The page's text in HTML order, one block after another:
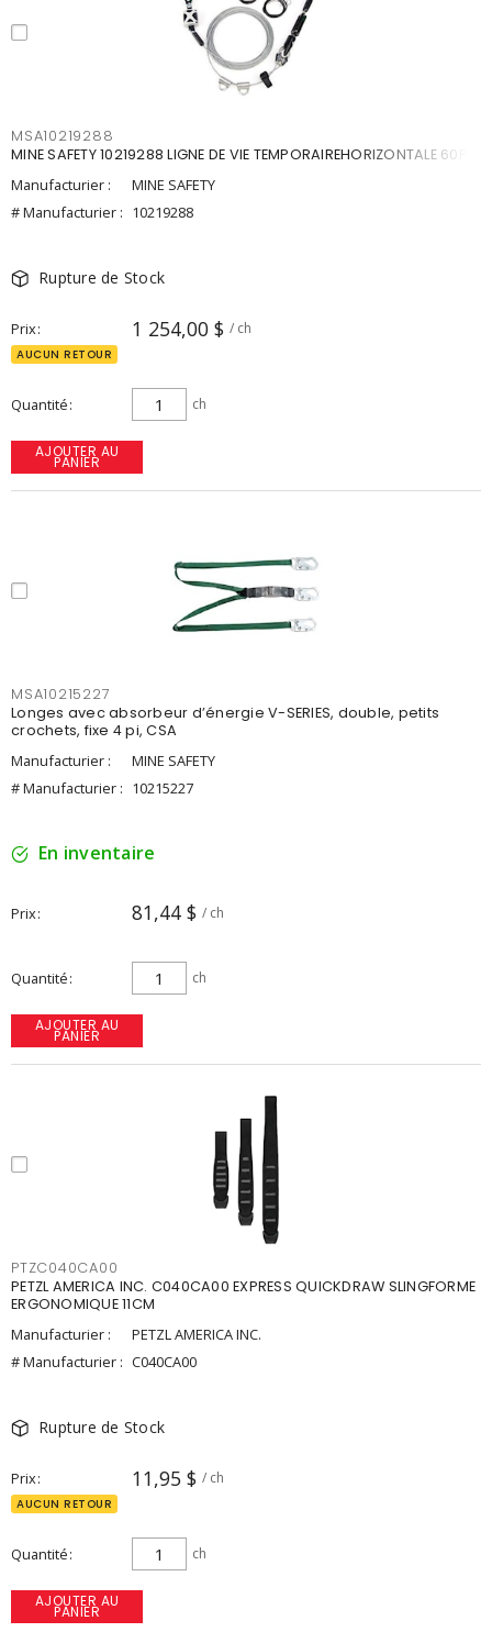
MSA10219288
MINE SAFETY 10219288 LIGNE DE VIE TEMPORAIREHORIZONTALE 60PI
Manufacturier :
MINE SAFETY
# Manufacturier : 10219288
Rupture de Stock
Prix 1 254,00 $ / ch
AUCUN RETOUR
Quantité ch
AJOUTER AU
PANIER
MSA10215227
Longes avec absorbeur d’énergie V-SERIES, double, petits
crochets, fixe 4 pi, CSA
Manufacturier :
MINE SAFETY
# Manufacturier : 10215227
En inventaire
Prix 81,44 $ / ch
Quantité ch
AJOUTER AU
PANIER
PTZC040CA00
PETZL AMERICA INC. C040CA00 EXPRESS QUICKDRAW SLINGFORME
ERGONOMIQUE 11CM
Manufacturier :
PETZL AMERICA INC.
# Manufacturier : C040CA00
Rupture de Stock
Prix 11,95 $ / ch
AUCUN RETOUR
Quantité ch
AJOUTER AU
PANIER